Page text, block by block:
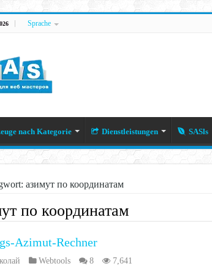
Sprache
nach Kategorie Dienstleistungen SASls
азимут по координатам
по координатам
Azimut-Rechner
Webtools 8 7,641